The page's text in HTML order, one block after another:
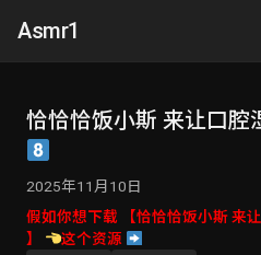
Asmr1
恰恰恰饭小斯 来让口腔
2025年11月10日
假如你想下载 【恰恰恰饭小斯 来
】
这个资源